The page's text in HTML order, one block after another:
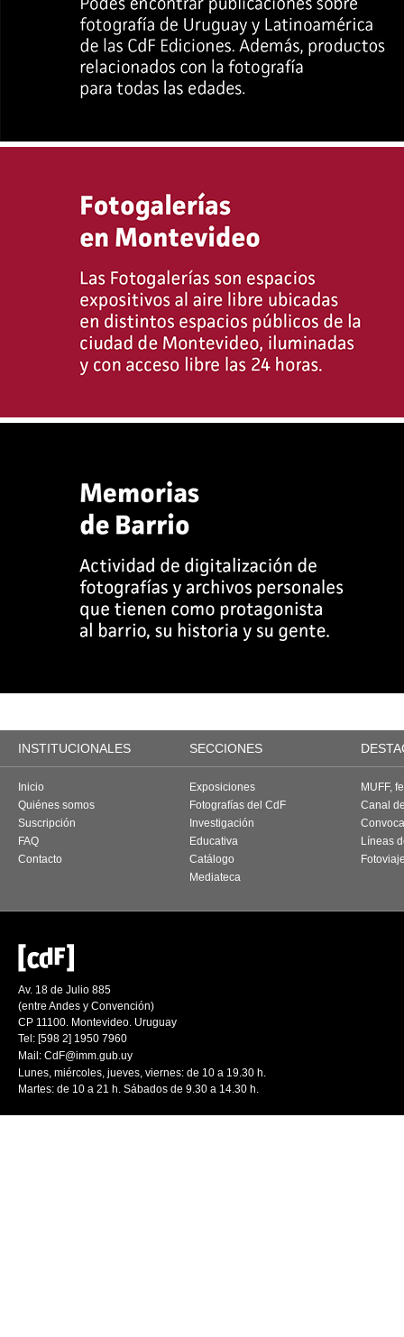
INSTITUCIONALES SECCIONES
Inicio
Quiénes somos
Suscripción
FAQ
Contacto
Exposiciones
Fotografías del CdF
Investigación
Educativa
Catálogo
Mediateca
MUFF,
Canal
Líneas
Av. 18 de Julio 885
(entre Andes y Convención)
CP 11100. Montevideo. Uruguay
Tel: [598 2] 1950 7960
Mail: CdF@imm.gub.uy
Lunes, miércoles, jueves, viernes: de 10 a 19.30 h.
Martes: de 10 a 21 h. Sábados de 9.30 a 14.30 h.